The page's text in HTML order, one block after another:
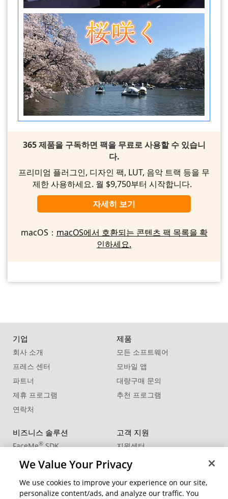
365 제품을 구독하면 팩을 무료로 사용할 수 있습니
다.
프리미엄 플러그인, 디자인 팩, LUT, 음악 트랙 등을 무
제한 사용하세요. 월 $9,750부터 시작합니다.
자세히 보기
macOS： macOS에서 호환되는 콘텐츠 팩 목록을 확
인하세요.
기업
회사 소개
프레스 센터
파트너
제휴 프로그램
연락처
제품
모든 소프트웨어
모바일 앱
대량구매 문의
추천 프로그램
비즈니스 솔루션
FaceMe®SDK
고객 지원
지원센터
학습 센터
We Value Your Privacy
We use cookies to improve your experience on our site,
personalize content/ads, and analyze our traffic. You